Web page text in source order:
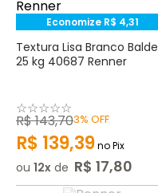
Economize R$ 4,31
Textura Lisa Branco Balde
25 kg 40687 Renner
☆☆☆☆☆
R$143,703% OFF
R$ 139,39no Pix
ou 12 de R$ 17,80